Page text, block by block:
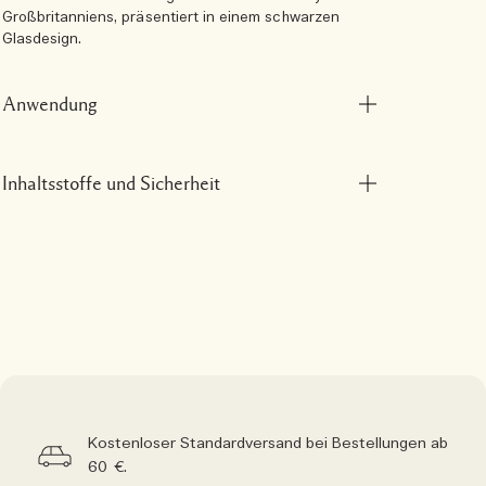
Großbritanniens, präsentiert in einem schwarzen
Glasdesign.
Anwendung
Inhaltsstoffe und Sicherheit
Kostenloser Standardversand bei Bestellungen ab
60 €.